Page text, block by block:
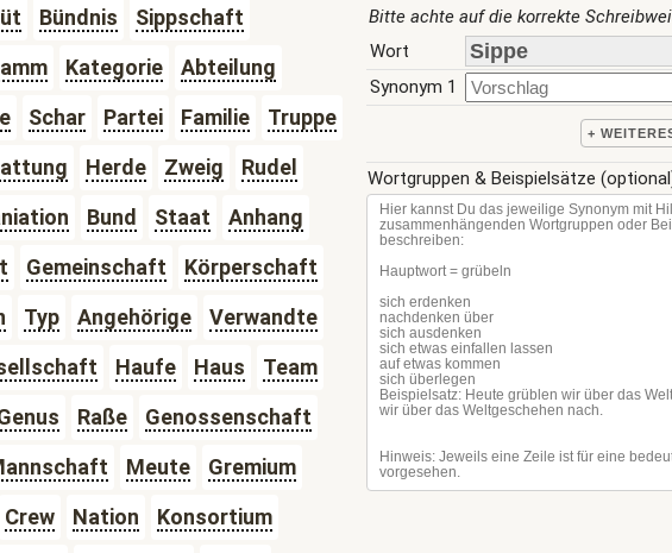
Bündnis
Sippschaft
Kategorie
Abteilung
Schar Partei Familie
Truppe
Herde Zweig
Rudel
Bund Staat
Anhang
Gemeinschaft
Körperschaft
Typ Angehörige
Verwandte
Haufe Haus
Team
Raße
Genossenschaft
Meute
Gremium
Crew Nation
Konsortium
Bitte achte auf die korrekte
Wort
Synonym 1
+
Wortgruppen & Beispielsätze